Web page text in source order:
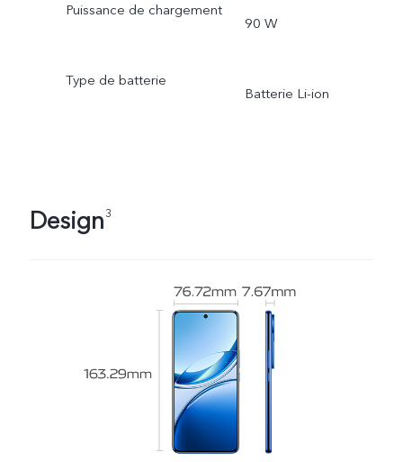
Puissance de chargement
90 W
Type de batterie
Batterie Li-ion
Design3